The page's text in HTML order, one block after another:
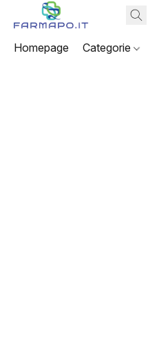
Homepage Categorie